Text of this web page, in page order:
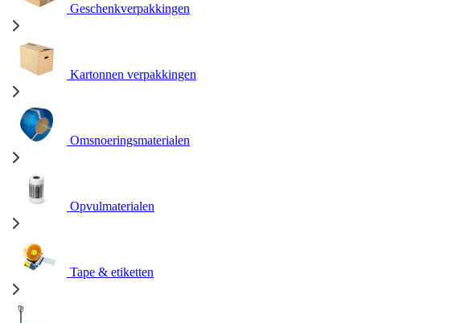
Geschenkverpakkingen
Kartonnen verpakkingen
Omsnoeringsmaterialen
Opvulmaterialen
Tape & etiketten